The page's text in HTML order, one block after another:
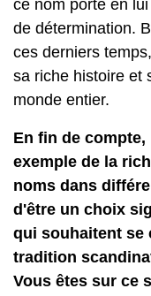
ce nom porte en
de détermination.
ces derniers
sa riche histoire et
monde entier.
En fin de compte,
exemple de la
noms dans
d'être un choix
qui souhaitent se
tradition
Vous êtes sur ce